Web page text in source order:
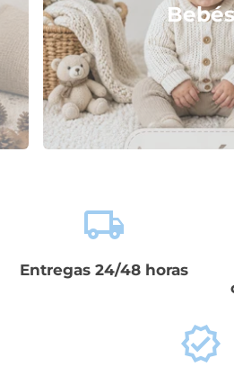
Bebés
local_shipping
Entregas 24/48 horas
verified